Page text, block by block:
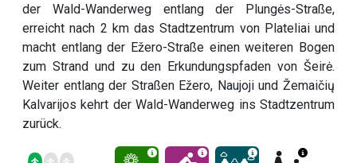
der Wald-Wanderweg entlang der Plungės-Straße,
erreicht nach 2 km das Stadtzentrum von Plateliai und
macht entlang der Ežero-Straße einen weiteren Bogen
zum Strand und zu den Erkundungspfaden von Šeirė.
Weiter entlang der Straßen Ežero, Naujoji und Žemaičių
Kalvarijos kehrt der Wald-Wanderweg ins Stadtzentrum
zurück.